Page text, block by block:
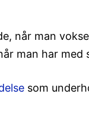
når man
man har med
som